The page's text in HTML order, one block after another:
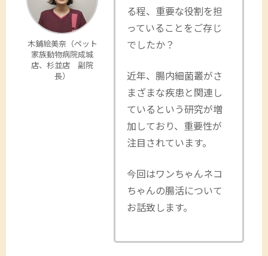
木鋪絵美奈（ペット
家族動物病院成城
店、杉並店 副院
長）
る程、重要な役割を担
っていることをご存じ
でしたか？
近年、腸内細菌叢がさ
まざまな疾患と関連し
ているという研究が増
加しており、重要性が
注目されています。
今回はワンちゃんネコ
ちゃんの腸活について
お話致します。